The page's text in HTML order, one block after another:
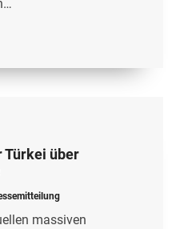
Türkei über
massiven